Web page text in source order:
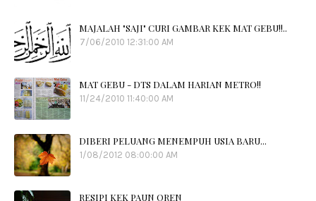
MAJALAH "SAJI" CURI GAMBAR KEK MAT GEBU!!..
7/06/2010 12:31:00 AM
MAT GEBU - DTS DALAM HARIAN METRO!!
11/24/2010 11:40:00 AM
DIBERI PELUANG MENEMPUH USIA BARU...
1/08/2012 08:00:00 AM
RESIPI KEK PAUN OREN